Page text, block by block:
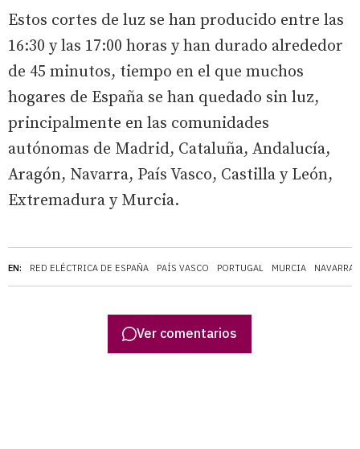
EN: RED ELÉCTRICA DE ESPAÑA PAÍS VASCO PORTUGAL MURCIA NAVARRA
Estos cortes de luz se han producido entre las
16:30 y las 17:00 horas y han durado alrededor
de 45 minutos, tiempo en el que muchos
hogares de España se han quedado sin luz,
principalmente en las comunidades
autónomas de Madrid, Cataluña, Andalucía,
Aragón, Navarra, País Vasco, Castilla y León,
Extremadura y Murcia.
Ver comentarios